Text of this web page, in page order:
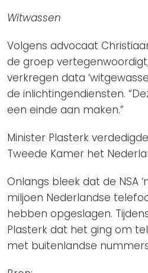
Witwassen
Volgens advocaat
de groep
verkregen data
de inlichtingendiensten.
een einde aan maken.”
Minister Plasterk
Tweede Kamer het
Onlangs bleek dat de NSA
miljoen Nederlandse
hebben opgeslagen.
Plasterk dat het ging om
met buitenlandse